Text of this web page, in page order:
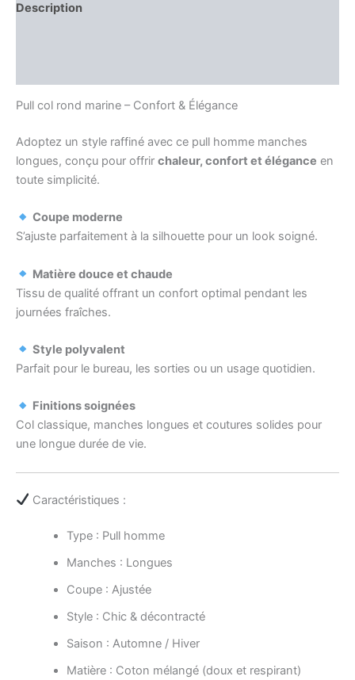
Description
Pull col rond marine – Confort & Élégance
Adoptez un style raffiné avec ce pull homme manches
longues, conçu pour offrir chaleur, confort et élégance en
toute simplicité.
Coupe moderne
S’ajuste parfaitement à la silhouette pour un look soigné.
Matière douce et chaude
Tissu de qualité offrant un confort optimal pendant les
journées fraîches.
Style polyvalent
Parfait pour le bureau, les sorties ou un usage quotidien.
Finitions soignées
Col classique, manches longues et coutures solides pour
une longue durée de vie.
Caractéristiques :
Type : Pull homme
Manches : Longues
Coupe : Ajustée
Style : Chic & décontracté
Saison : Automne / Hiver
Matière : Coton mélangé (doux et respirant)